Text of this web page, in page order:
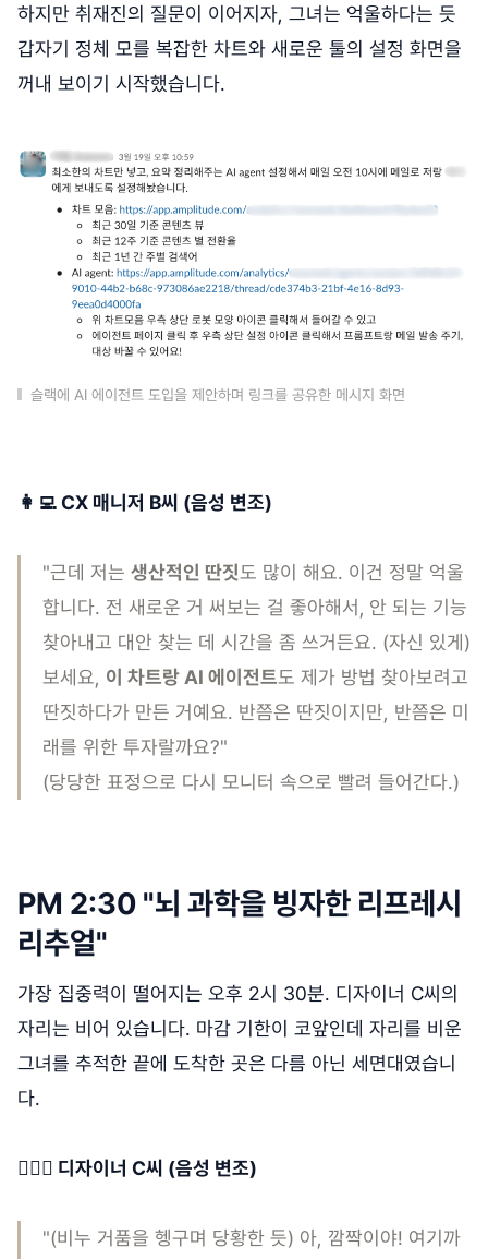
하지만 취재진의 질문이 이어지자, 그녀는 억울하다는 듯
갑자기 정체 모를 복잡한 차트와 새로운 툴의 설정 화면을
꺼내 보이기 시작했습니다.
슬랙에 AI 에이전트 도입을 제안하며 링크를 공유한 메시지 화면
👩‍💻 CX 매니저 B씨 (음성 변조)
"근데 저는 생산적인 딴짓도 많이 해요. 이건 정말 억울
합니다. 전 새로운 거 써보는 걸 좋아해서, 안 되는 기능
찾아내고 대안 찾는 데 시간을 좀 쓰거든요. (자신 있게)
보세요, 이 차트랑 AI 에이전트도 제가 방법 찾아보려고
딴짓하다가 만든 거예요. 반쯤은 딴짓이지만, 반쯤은 미
래를 위한 투자랄까요?"
(당당한 표정으로 다시 모니터 속으로 빨려 들어간다.)
PM 2:30 "뇌 과학을 빙자한 리프레시
리추얼"
가장 집중력이 떨어지는 오후 2시 30분. 디자이너 C씨의
자리는 비어 있습니다. 마감 기한이 코앞인데 자리를 비운
그녀를 추적한 끝에 도착한 곳은 다름 아닌 세면대였습니
다.
🙋🏻‍♀️ 디자이너 C씨 (음성 변조)
"(비누 거품을 헹구며 당황한 듯) 아, 깜짝이야! 여기까